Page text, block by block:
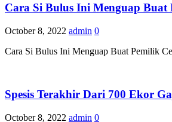
Cara Si Bulus Ini Menguap Buat
October 8, 2022 admin 0
Cara Si Bulus Ini Menguap Buat Pemilik
Spesis Terakhir Dari 700 Ekor
October 8, 2022 admin 0